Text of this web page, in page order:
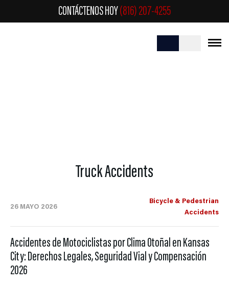
CONTÁCTENOS HOY (816) 207-4255
Truck Accidents
26 MAYO 2026
Bicycle & Pedestrian
Accidents
Accidentes de Motociclistas por Clima Otoñal en Kansas
City: Derechos Legales, Seguridad Vial y Compensación
2026